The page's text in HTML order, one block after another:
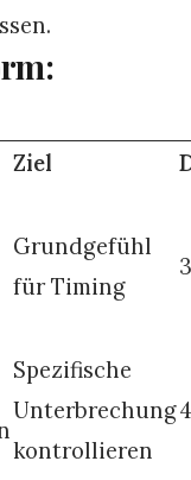
Ziel
Grundgefühl
für Timing
Spezifische
Unterbrechung
kontrollieren